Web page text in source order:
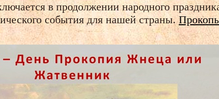
в продолжении народного
события для нашей страны.